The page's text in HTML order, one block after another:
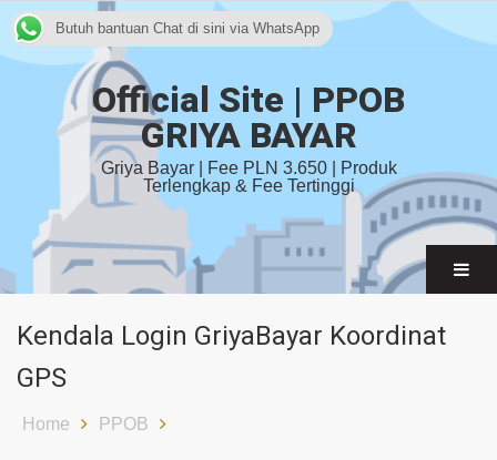
Official Site | PPOB
GRIYA BAYAR
Griya Bayar | Fee PLN 3.650 | Produk
Terlengkap & Fee Tertinggi
Kendala Login GriyaBayar Koordinat
GPS
Home PPOB
Butuh bantuan Chat di sini via WhatsApp